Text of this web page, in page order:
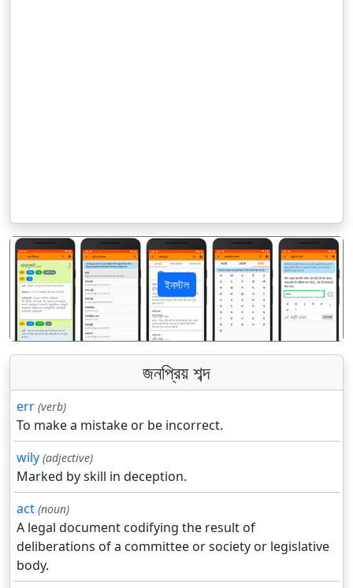
ইনস্টল
पिछला अगला
জনপ্রিয় শব্দ
err (verb)
To make a mistake or be incorrect.
wily (adjective)
Marked by skill in deception.
act (noun)
A legal document codifying the result of
deliberations of a committee or society or legislative
body.